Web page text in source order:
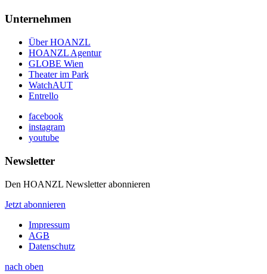
Unternehmen
Über HOANZL
HOANZL Agentur
GLOBE Wien
Theater im Park
WatchAUT
Entrello
facebook
instagram
youtube
Newsletter
Den HOANZL Newsletter abonnieren
Jetzt abonnieren
Impressum
AGB
Datenschutz
nach oben